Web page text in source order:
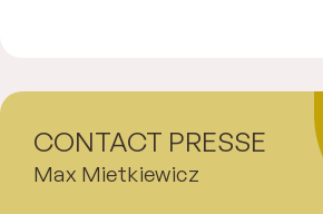
Max Mietkiewicz
CONTACT PRESSE